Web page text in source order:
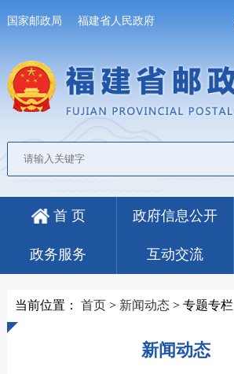
国家邮政局 福建省人民政府
首 页 政府信息公开
政务服务 互动交流
当前位置： 首页> 新闻动态> 专题专栏
新闻动态